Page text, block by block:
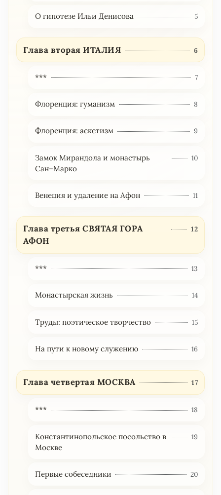
О гипотезе Ильи Денисова 5
Глава вторая ИТАЛИЯ 6
*** 7
Флоренция: гуманизм 8
Флоренция: аскетизм 9
Замок Мирандола и монастырь
Сан–Марко
10
Венеция и удаление на Афон 11
Глава третья СВЯТАЯ ГОРА
АФОН
12
*** 13
Монастырская жизнь 14
Труды: поэтическое творчество 15
На пути к новому служению 16
Глава четвертая МОСКВА 17
*** 18
Константинопольское посольство в
Москве
19
Первые собеседники 20